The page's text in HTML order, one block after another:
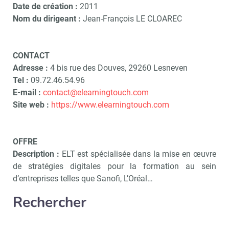
Date de création : 2011
Nom du dirigeant : Jean-François LE CLOAREC
CONTACT
Adresse : 4 bis rue des Douves, 29260 Lesneven
Tel : 09.72.46.54.96
E-mail : contact@elearningtouch.com
Site web : https://www.elearningtouch.com
OFFRE
Description : ELT est spécialisée dans la mise en œuvre
de stratégies digitales pour la formation au sein
d’entreprises telles que Sanofi, L’Oréal…
Rechercher